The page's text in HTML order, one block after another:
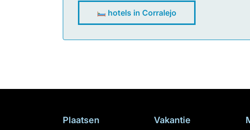
hotels in Corralejo
Plaatsen Vakantie